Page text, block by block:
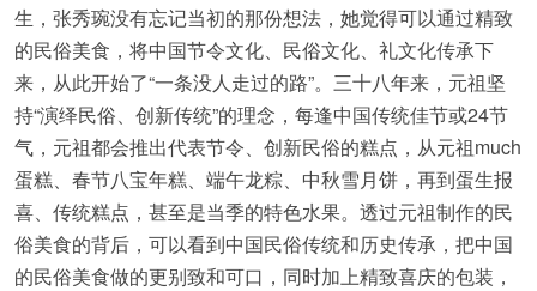
生，张秀琬没有忘记当初的那份想法，她觉得可以通过精致
的民俗美食，将中国节令文化、民俗文化、礼文化传承下
来，从此开始了“一条没人走过的路”。三十八年来，元祖坚
持“演绎民俗、创新传统”的理念，每逢中国传统佳节或24节
气，元祖都会推出代表节令、创新民俗的糕点，从元祖much
蛋糕、春节八宝年糕、端午龙粽、中秋雪月饼，再到蛋生报
喜、传统糕点，甚至是当季的特色水果。透过元祖制作的民
俗美食的背后，可以看到中国民俗传统和历史传承，把中国
的民俗美食做的更别致和可口，同时加上精致喜庆的包装，